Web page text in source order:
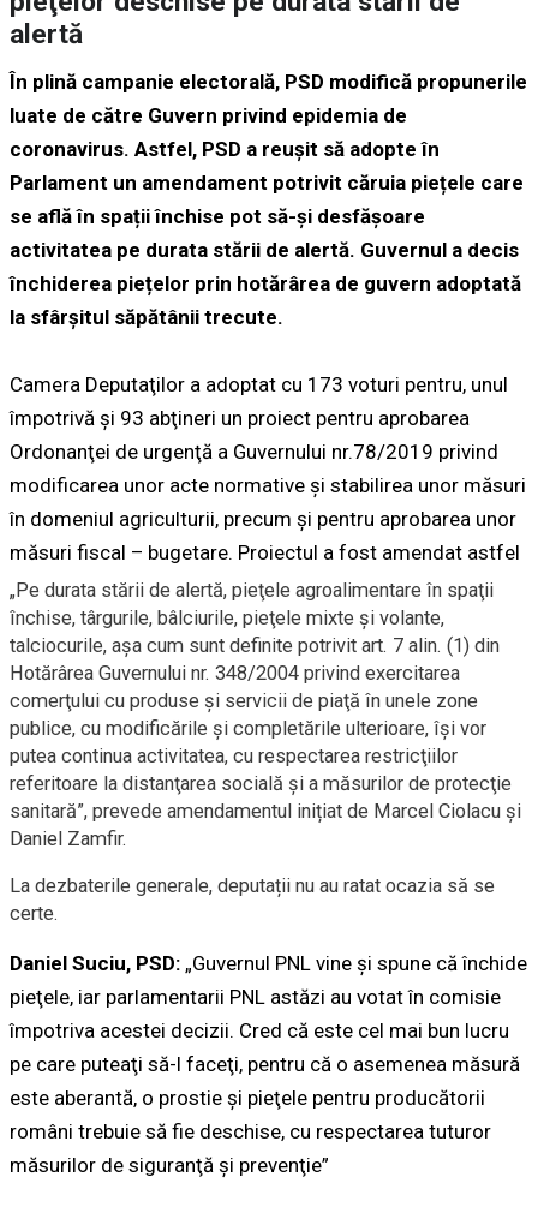
alertă
În plină campanie electorală, PSD modifică propunerile
luate de către Guvern privind epidemia de
coronavirus. Astfel, PSD a reușit să adopte în
Parlament un amendament potrivit căruia piețele care
se află în spații închise pot să-și desfășoare
activitatea pe durata stării de alertă. Guvernul a decis
închiderea piețelor prin hotărârea de guvern adoptată
la sfârșitul săpătânii trecute.
Camera Deputaţilor a adoptat cu 173 voturi pentru, unul
împotrivă şi 93 abţineri un proiect pentru aprobarea
Ordonanţei de urgenţă a Guvernului nr.78/2019 privind
modificarea unor acte normative şi stabilirea unor măsuri
în domeniul agriculturii, precum şi pentru aprobarea unor
măsuri fiscal – bugetare. Proiectul a fost amendat astfel
„Pe durata stării de alertă, pieţele agroalimentare în spaţii
închise, târgurile, bâlciurile, pieţele mixte şi volante,
talciocurile, aşa cum sunt definite potrivit art. 7 alin. (1) din
Hotărârea Guvernului nr. 348/2004 privind exercitarea
comerţului cu produse şi servicii de piaţă în unele zone
publice, cu modificările şi completările ulterioare, îşi vor
putea continua activitatea, cu respectarea restricţiilor
referitoare la distanţarea socială şi a măsurilor de protecţie
sanitară”, prevede amendamentul inițiat de Marcel Ciolacu și
Daniel Zamfir.
La dezbaterile generale, deputații nu au ratat ocazia să se
certe.
Daniel Suciu, PSD: „Guvernul PNL vine şi spune că închide
pieţele, iar parlamentarii PNL astăzi au votat în comisie
împotriva acestei decizii. Cred că este cel mai bun lucru
pe care puteaţi să-l faceţi, pentru că o asemenea măsură
este aberantă, o prostie şi pieţele pentru producătorii
români trebuie să fie deschise, cu respectarea tuturor
măsurilor de siguranţă şi prevenţie”